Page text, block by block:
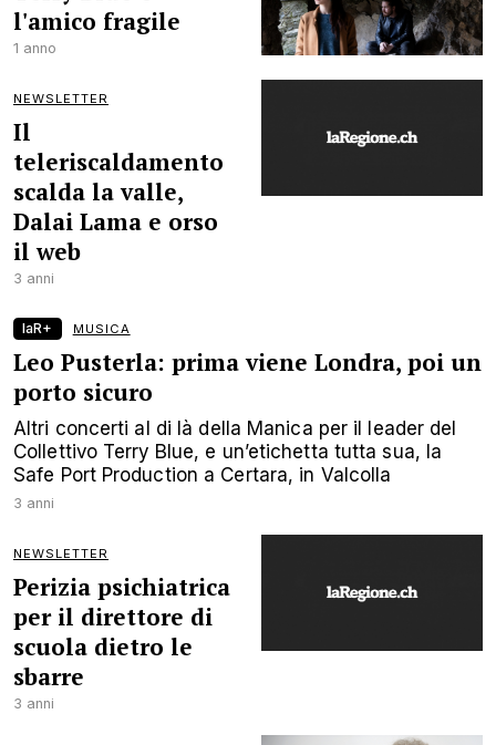
l'amico fragile
1 anno
NEWSLETTER
Il
teleriscaldamento
scalda la valle,
Dalai Lama e orso
il web
3 anni
laR+ MUSICA
Leo Pusterla: prima viene Londra, poi un
porto sicuro
Altri concerti al di là della Manica per il leader del
Collettivo Terry Blue, e un’etichetta tutta sua, la
Safe Port Production a Certara, in Valcolla
3 anni
NEWSLETTER
Perizia psichiatrica
per il direttore di
scuola dietro le
sbarre
3 anni